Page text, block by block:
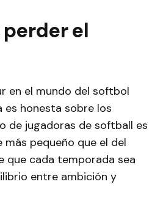
el
en el mundo del softbol
es honesta sobre los
de jugadoras de softball es
pequeño que el del
que cada temporada sea
entre ambición y